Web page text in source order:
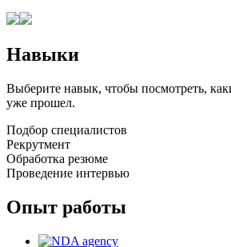
Навыки
Выберите навык, чтобы посмотреть,
уже прошел.
Подбор специалистов
Рекрутмент
Обработка резюме
Проведение интервью
Опыт работы